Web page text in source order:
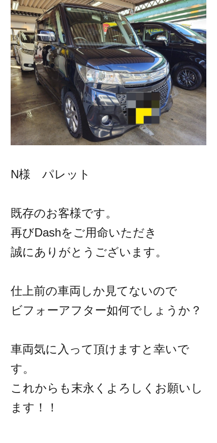
N様 パレット
既存のお客様です。
再びDashをご用命いただき
誠にありがとうございます。
仕上前の車両しか見てないので
ビフォーアフター如何でしょうか？
車両気に入って頂けますと幸いで
す。
これからも末永くよろしくお願いし
ます！！